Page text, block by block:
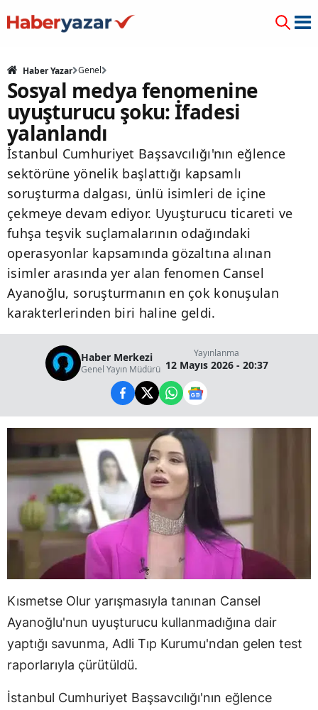
Haber Yazar Genel
Sosyal medya fenomenine
uyuşturucu şoku: İfadesi
yalanlandı
İstanbul Cumhuriyet Başsavcılığı'nın eğlence
sektörüne yönelik başlattığı kapsamlı
soruşturma dalgası, ünlü isimleri de içine
çekmeye devam ediyor. Uyuşturucu ticareti ve
fuhşa teşvik suçlamalarının odağındaki
operasyonlar kapsamında gözaltına alınan
isimler arasında yer alan fenomen Cansel
Ayanoğlu, soruşturmanın en çok konuşulan
karakterlerinden biri haline geldi.
Haber Merkezi
Genel Yayın Müdürü
Yayınlanma
12 Mayıs 2026 - 20:37
Kısmetse Olur yarışmasıyla tanınan Cansel
Ayanoğlu'nun uyuşturucu kullanmadığına dair
yaptığı savunma, Adli Tıp Kurumu'ndan gelen test
raporlarıyla çürütüldü.
İstanbul Cumhuriyet Başsavcılığı'nın eğlence